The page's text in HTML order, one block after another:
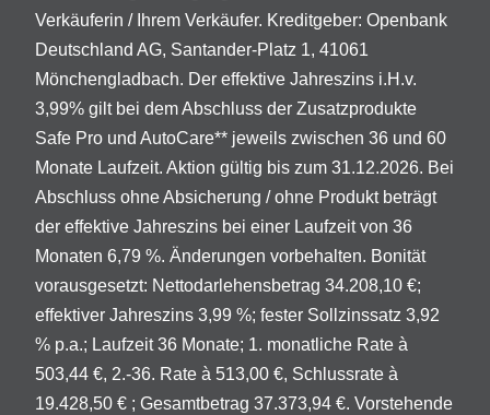
Verkäuferin / Ihrem Verkäufer. Kreditgeber: Openbank
Deutschland AG, Santander-Platz 1, 41061
Mönchengladbach. Der effektive Jahreszins i.H.v.
3,99% gilt bei dem Abschluss der Zusatzprodukte
Safe Pro und AutoCare** jeweils zwischen 36 und 60
Monate Laufzeit. Aktion gültig bis zum 31.12.2026. Bei
Abschluss ohne Absicherung / ohne Produkt beträgt
der effektive Jahreszins bei einer Laufzeit von 36
Monaten 6,79 %. Änderungen vorbehalten. Bonität
vorausgesetzt: Nettodarlehensbetrag 34.208,10 €;
effektiver Jahreszins 3,99 %; fester Sollzinssatz 3,92
% p.a.; Laufzeit 36 Monate; 1. monatliche Rate à
503,44 €, 2.-36. Rate à 513,00 €, Schlussrate à
19.428,50 € ; Gesamtbetrag 37.373,94 €. Vorstehende